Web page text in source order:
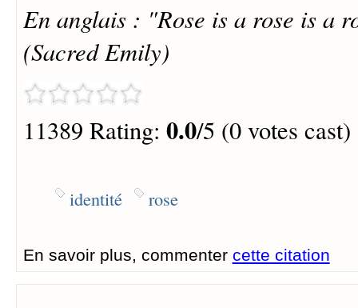
En anglais : "Rose is a rose is a
(Sacred Emily)
11389 Rating: 0.0/5 (0 votes cast)
identité rose
En savoir plus, commenter cette citation